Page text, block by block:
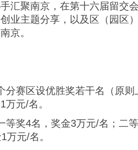
汇聚南京，在第十六届留交
业主题分享，以及区（园区
京。
分赛区设优胜奖若干名（原
万元/名。
等奖4名，奖金3万元/名；二
万元/名。